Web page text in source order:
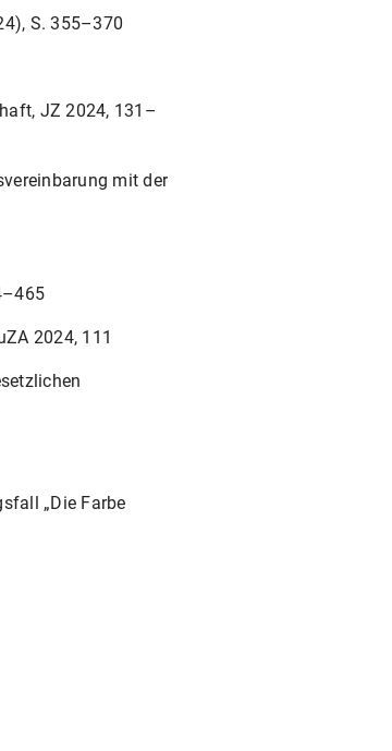
S. 355–370
JZ 2024, 131–
mit der
2024, 111
„Die Farbe